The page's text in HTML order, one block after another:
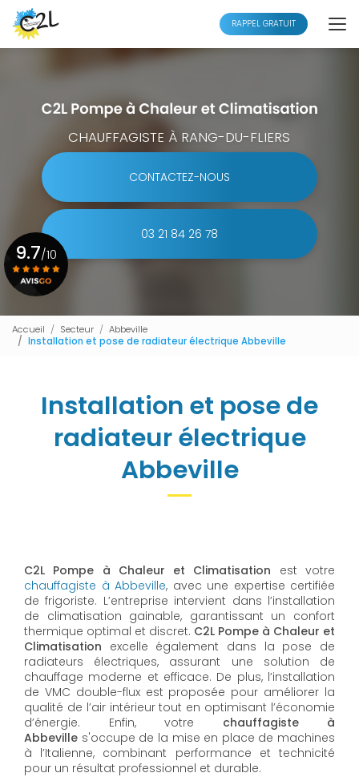
Aller
au
contenu
principal
RAPPEL GRATUIT
CHAUFFAGISTE À RANG-DU-FLIERS
CONTACTEZ-NOUS
03 21 84 26 78
9.7/10
Accueil Secteur
Abbeville
Installation et pose de radiateur électrique Abbeville
Installation et pose de
radiateur électrique
Abbeville
C2L Pompe à Chaleur et Climatisation est votre
chauffagiste à Abbeville, avec une expertise certifiée
de frigoriste. L’entreprise intervient dans l’installation
de climatisation gainable, garantissant un confort
thermique optimal et discret. C2L Pompe à Chaleur et
Climatisation excelle également dans la pose de
radiateurs électriques, assurant une solution de
chauffage moderne et efficace. De plus, l’installation
de VMC double-flux est proposée pour améliorer la
qualité de l’air intérieur tout en optimisant l’économie
d’énergie. Enfin, votre chauffagiste à
Abbeville s'occupe de la mise en place de machines
à l’Italienne, combinant performance et technicité
pour un résultat professionnel et durable.